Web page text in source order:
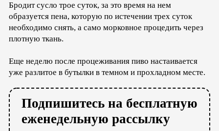
Бродит сусло трое суток, за это время на нем
образуется пена, которую по истечении трех суток
необходимо снять, а само морковное процедить через
плотную ткань.
Еще неделю после процеживания пиво настаивается
уже разлитое в бутылки в темном и прохладном месте.
Подпишитесь на бесплатную
еженедельную рассылку